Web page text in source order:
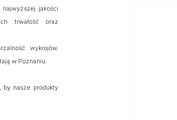
najwyższej jakości
trwałość oraz
wykrojów.
w Poznaniu.
by nasze produkty